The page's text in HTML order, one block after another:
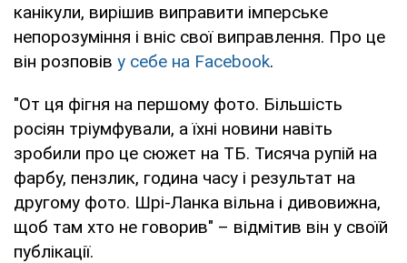
канікули, вирішив виправити імперське
непорозуміння і вніс свої виправлення. Про це
він розповів у себе на Facebook.
"От ця фігня на першому фото. Більшість
росіян тріумфували, а їхні новини навіть
зробили про це сюжет на ТБ. Тисяча рупій на
фарбу, пензлик, година часу і результат на
другому фото. Шрі-Ланка вільна і дивовижна,
щоб там хто не говорив" – відмітив він у своїй
публікації.